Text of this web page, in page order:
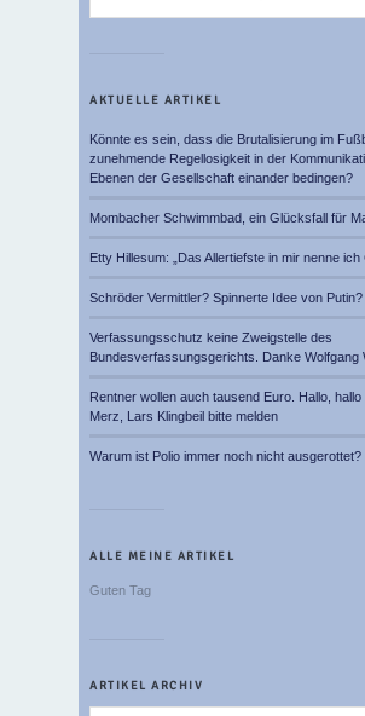
AKTUELLE ARTIKEL
Könnte es sein, dass die Brutalisierung im
zunehmende Regellosigkeit in der
Ebenen der Gesellschaft einander bedingen?
Mombacher Schwimmbad, ein Glücksfall für
Etty Hillesum: „Das Allertiefste in mir nenne ich
Schröder Vermittler? Spinnerte Idee von Putin?
Verfassungsschutz keine Zweigstelle des
Bundesverfassungsgerichts. Danke Wolfgang
Rentner wollen auch tausend Euro. Hallo,
Merz, Lars Klingbeil bitte melden
Warum ist Polio immer noch nicht ausgerottet?
ALLE MEINE ARTIKEL
Guten Tag
ARTIKEL ARCHIV